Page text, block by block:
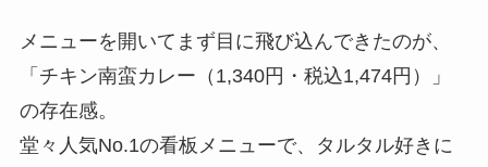
メニューを開いてまず目に飛び込んできたのが、
「チキン南蛮カレー（1,340円・税込1,474円）」
の存在感。
堂々人気No.1の看板メニューで、タルタル好きに